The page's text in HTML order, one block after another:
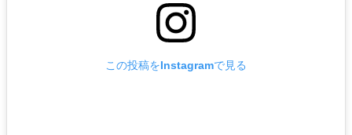
この投稿をInstagramで見る